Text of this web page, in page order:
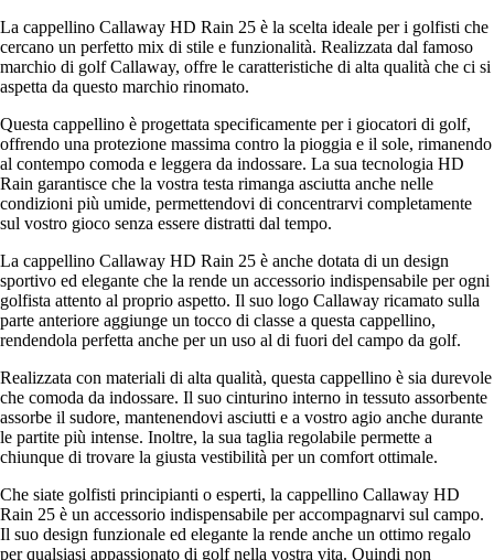
La cappellino Callaway HD Rain 25 è la scelta ideale per i golfisti che
cercano un perfetto mix di stile e funzionalità. Realizzata dal famoso
marchio di golf Callaway, offre le caratteristiche di alta qualità che ci si
aspetta da questo marchio rinomato.
Questa cappellino è progettata specificamente per i giocatori di golf,
offrendo una protezione massima contro la pioggia e il sole, rimanendo
al contempo comoda e leggera da indossare. La sua tecnologia HD
Rain garantisce che la vostra testa rimanga asciutta anche nelle
condizioni più umide, permettendovi di concentrarvi completamente
sul vostro gioco senza essere distratti dal tempo.
La cappellino Callaway HD Rain 25 è anche dotata di un design
sportivo ed elegante che la rende un accessorio indispensabile per ogni
golfista attento al proprio aspetto. Il suo logo Callaway ricamato sulla
parte anteriore aggiunge un tocco di classe a questa cappellino,
rendendola perfetta anche per un uso al di fuori del campo da golf.
Realizzata con materiali di alta qualità, questa cappellino è sia durevole
che comoda da indossare. Il suo cinturino interno in tessuto assorbente
assorbe il sudore, mantenendovi asciutti e a vostro agio anche durante
le partite più intense. Inoltre, la sua taglia regolabile permette a
chiunque di trovare la giusta vestibilità per un comfort ottimale.
Che siate golfisti principianti o esperti, la cappellino Callaway HD
Rain 25 è un accessorio indispensabile per accompagnarvi sul campo.
Il suo design funzionale ed elegante la rende anche un ottimo regalo
per qualsiasi appassionato di golf nella vostra vita. Quindi non